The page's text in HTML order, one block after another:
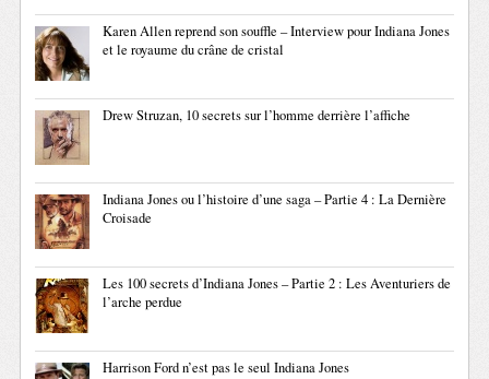
Karen Allen reprend son souffle – Interview pour Indiana Jones
et le royaume du crâne de cristal
Drew Struzan, 10 secrets sur l’homme derrière l’affiche
Indiana Jones ou l’histoire d’une saga – Partie 4 : La Dernière
Croisade
Les 100 secrets d’Indiana Jones – Partie 2 : Les Aventuriers de
l’arche perdue
Harrison Ford n’est pas le seul Indiana Jones